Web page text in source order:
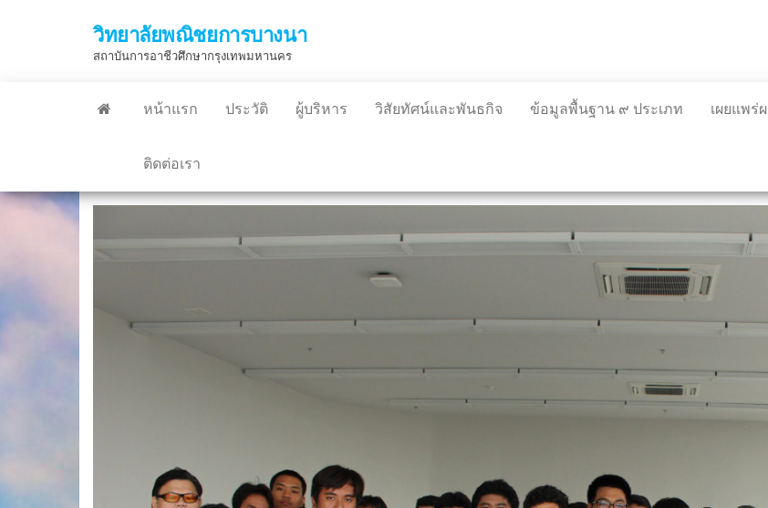
วิทยาลัยพณิชยการบางนา
สถาบันการอาชีวศึกษากรุงเทพมหานคร
หน้าแรก ประวัติ ผู้บริหาร วิสัยทัศน์และพันธกิจ ข้อมูลพื้นฐาน ๙ ประเภท เผยแพร่
ติดต่อเรา